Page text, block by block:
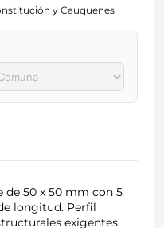
y Cauquenes
50 x 50 mm con 5
longitud. Perfil
exigentes.